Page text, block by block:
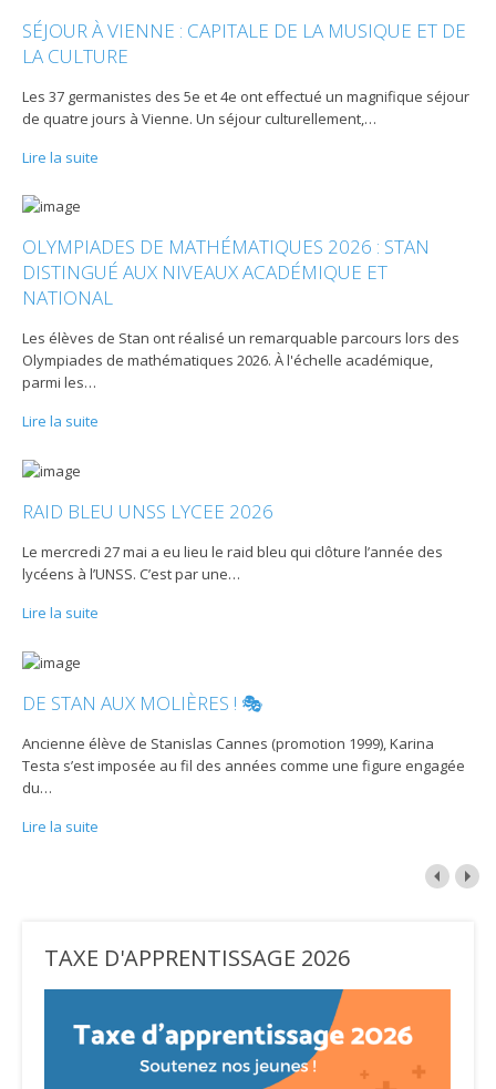
SÉJOUR À VIENNE : CAPITALE DE LA MUSIQUE ET DE
LA CULTURE
Les 37 germanistes des 5e et 4e ont effectué un magnifique séjour
de quatre jours à Vienne. Un séjour culturellement, …
Lire la suite
OLYMPIADES DE MATHÉMATIQUES 2026 : STAN
DISTINGUÉ AUX NIVEAUX ACADÉMIQUE ET
NATIONAL
Les élèves de Stan ont réalisé un remarquable parcours lors des
Olympiades de mathématiques 2026. À l'échelle académique,
parmi les…
Lire la suite
RAID BLEU UNSS LYCEE 2026
Le mercredi 27 mai a eu lieu le raid bleu qui clôture l’année des
lycéens à l’UNSS. C’est par une…
Lire la suite
DE STAN AUX MOLIÈRES ! 🎭
Ancienne élève de Stanislas Cannes (promotion 1999), Karina
Testa s’est imposée au fil des années comme une figure engagée
du…
Lire la suite
TAXE D'APPRENTISSAGE 2026